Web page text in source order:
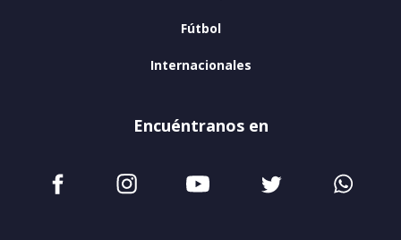
Fútbol
Internacionales
Encuéntranos en